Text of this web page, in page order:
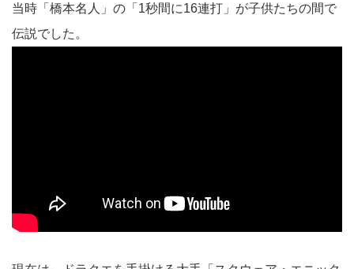
当時「橋本名人」の「1秒間に16連打」が子供たちの間で
伝説でした。